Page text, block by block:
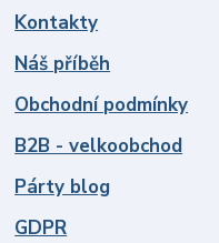
Kontakty
Náš příběh
Obchodní podmínky
B2B - velkoobchod
Párty blog
GDPR